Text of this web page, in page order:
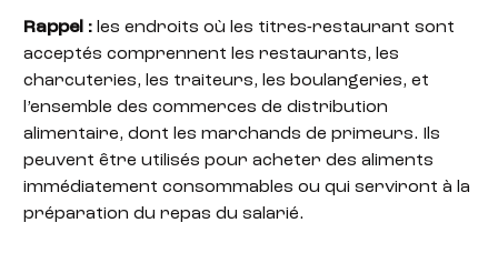
Rappel : les endroits où les titres-restaurant sont
acceptés comprennent les restaurants, les
charcuteries, les traiteurs, les boulangeries, et
l’ensemble des commerces de distribution
alimentaire, dont les marchands de primeurs. Ils
peuvent être utilisés pour acheter des aliments
immédiatement consommables ou qui serviront à la
préparation du repas du salarié.